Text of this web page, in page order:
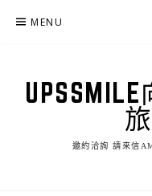
MENU
邀約洽詢 請來信